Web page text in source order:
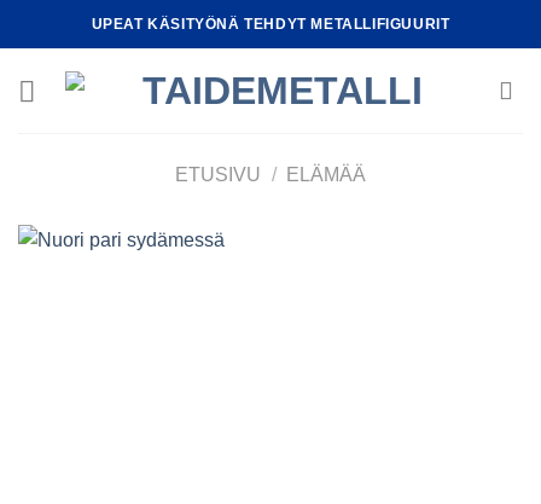
to
UPEAT KÄSITYÖNÄ TEHDYT METALLIFIGUURIT
ETUSIVU / ELÄMÄÄ